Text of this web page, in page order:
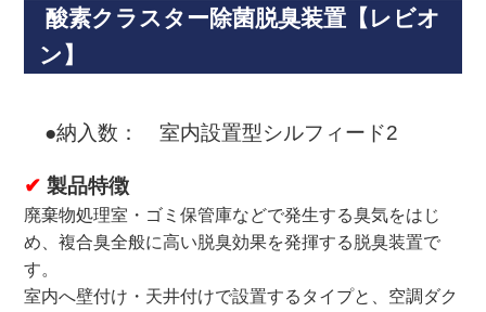
酸素クラスター除菌脱臭装置【レビオ
ン】
●納入数： 室内設置型シルフィード2
✔ 製品特徴
廃棄物処理室・ゴミ保管庫などで発生する臭気をはじ
め、複合臭全般に高い脱臭効果を発揮する脱臭装置で
す。
室内へ壁付け ・天井付けで設置するタイプと、空調ダク